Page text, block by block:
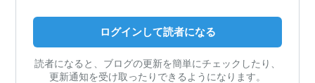
ログインして読者になる
読者になると、ブログの更新を簡単にチェックしたり、
更新通知を受け取ったりできるようになります。